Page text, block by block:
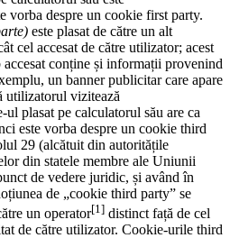
vorba despre un cookie first party.
este plasat de către un alt
cel accesat de către utilizator; acest
conține și informații provenind
un banner publicitar care apare
utilizatorul vizitează
ul plasat pe calculatorul său are ca
este vorba despre un cookie third
29 (alcătuit din autoritățile
din statele membre ale Uniunii
de vedere juridic, și având în
de „cookie third party” se
un operator[1] distinct față de cel
de către utilizator. Cookie-urile third